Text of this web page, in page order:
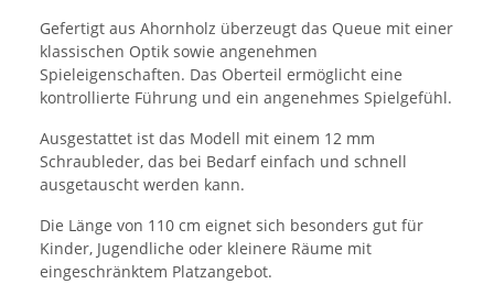
Gefertigt aus Ahornholz überzeugt das Queue mit einer
klassischen Optik sowie angenehmen
Spieleigenschaften. Das Oberteil ermöglicht eine
kontrollierte Führung und ein angenehmes Spielgefühl.
Ausgestattet ist das Modell mit einem 12 mm
Schraubleder, das bei Bedarf einfach und schnell
ausgetauscht werden kann.
Die Länge von 110 cm eignet sich besonders gut für
Kinder, Jugendliche oder kleinere Räume mit
eingeschränktem Platzangebot.